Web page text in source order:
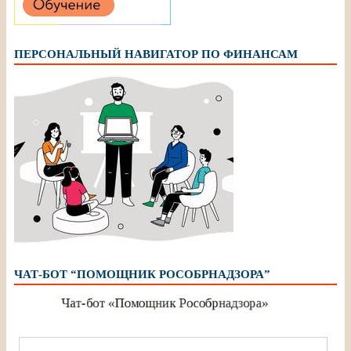
ПЕРСОНАЛЬНЫЙ НАВИГАТОР ПО ФИНАНСАМ
ЧАТ-БОТ “ПОМОЩНИК РОСОБРНАДЗОРА”